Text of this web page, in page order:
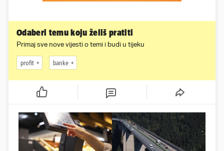
Odaberi temu koju želiš pratiti
Primaj sve nove vijesti o temi i budi u tijeku
profit banke